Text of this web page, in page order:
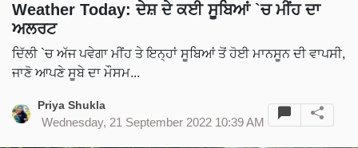
Weather Today: ਦੇਸ਼ ਦੇ ਕਈ ਸੂਬਿਆਂ `ਚ ਮੀਂਹ ਦਾ
ਅਲਰਟ
ਦਿੱਲੀ `ਚ ਅੱਜ ਪਵੇਗਾ ਮੀਂਹ ਤੇ ਇਨ੍ਹਾਂ ਸੂਬਿਆਂ ਤੋਂ ਹੋਈ ਮਾਨਸੂਨ ਦੀ ਵਾਪਸੀ,
ਜਾਣੋ ਆਪਣੇ ਸੂਬੇ ਦਾ ਮੌਸਮ...
Priya Shukla
Wednesday, 21 September 2022 10:39 AM